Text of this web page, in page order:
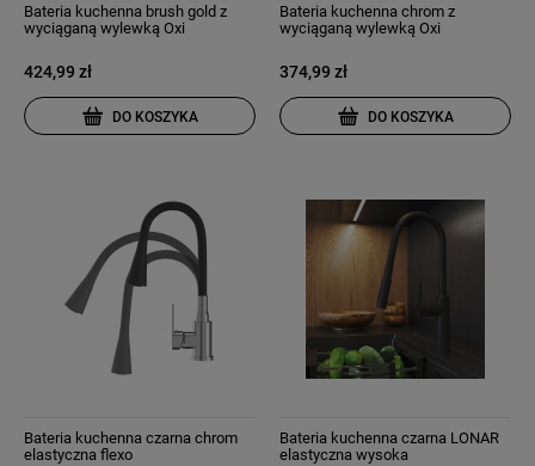
Bateria kuchenna brush gold z
wyciąganą wylewką Oxi
424,99 zł
DO KOSZYKA
Bateria kuchenna chrom z
wyciąganą wylewką Oxi
374,99 zł
DO KOSZYKA
Bateria kuchenna czarna chrom
elastyczna flexo
Bateria kuchenna czarna LONAR
elastyczna wysoka